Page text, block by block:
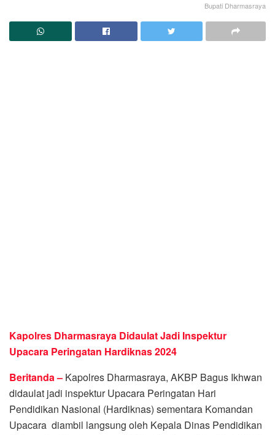
Bupati Dharmasraya
Kapolres Dharmasraya Didaulat Jadi Inspektur
Upacara Peringatan Hardiknas2024
Beritanda – Kapolres Dharmasraya, AKBP Bagus Ikhwan
didaulat jadi inspektur Upacara Peringatan Hari
Pendidikan Nasional (Hardiknas) sementara Komandan
Upacara diambil langsung oleh Kepala Dinas Pendidikan